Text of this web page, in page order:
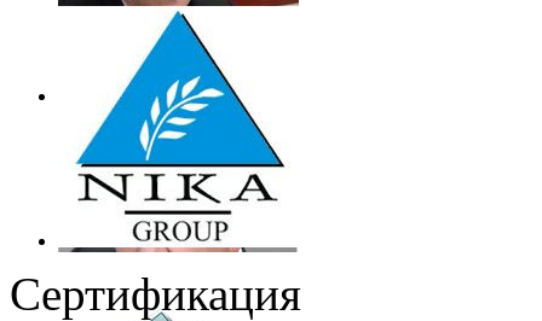
Сертификация